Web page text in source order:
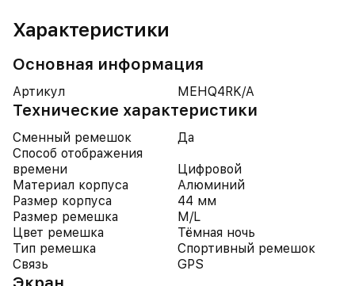
Характеристики
Основная информация
Артикул MEHQ4RK/A
Технические характеристики
Сменный ремешок
Да
Способ отображения
времени
Цифровой
Материал корпуса
Алюминий
Размер корпуса
44 мм
Размер ремешка
M/L
Цвет ремешка
Тёмная ночь
Тип ремешка
Спортивный ремешок
Связь
GPS